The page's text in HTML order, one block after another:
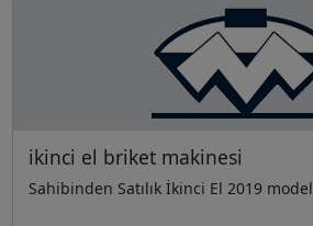
ikinci el briket makinesi
Sahibinden Satılık İkinci El 2019 model